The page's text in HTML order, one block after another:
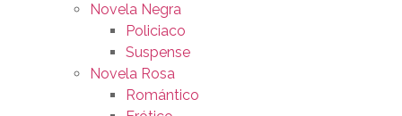
Novela Negra
Policiaco
Suspense
Novela Rosa
Romántico